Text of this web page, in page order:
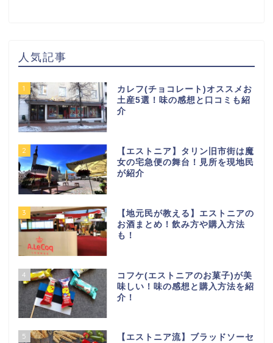
人気記事
1
カレフ(チョコレート)オススメお
土産5選！味の感想と口コミも紹
介
2
【エストニア】タリン旧市街は魔
女の宅急便の舞台！見所を現地民
が紹介
3
【地元民が教える】エストニアの
お酒まとめ！飲み方や購入方法
も！
4
コフケ(エストニアのお菓子)が美
味しい！味の感想と購入方法を紹
介！
5
【エストニア流】ブラッドソーセ